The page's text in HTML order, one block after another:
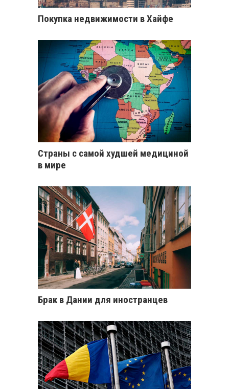
Покупка недвижимости в Хайфе
Страны с самой худшей медициной
в мире
Брак в Дании для иностранцев